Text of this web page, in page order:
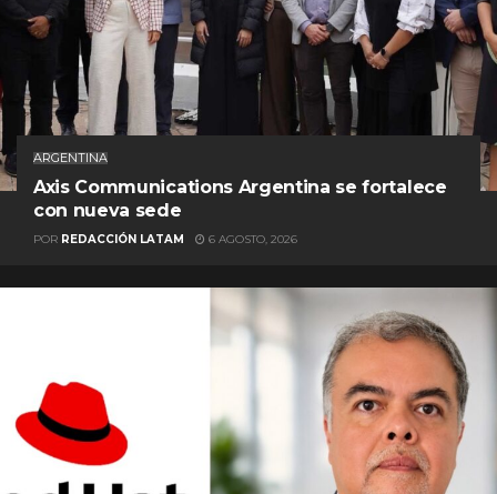
ARGENTINA
Axis Communications Argentina se fortalece
con nueva sede
POR REDACCIÓN LATAM 6 AGOSTO, 2026